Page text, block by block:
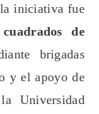
iniciativa fue
de
brigadas
y el apoyo de
Universidad